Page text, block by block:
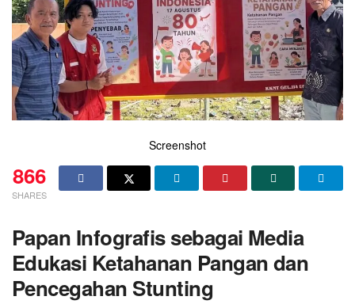
Screenshot
866
SHARES
Papan Infografis sebagai Media
Edukasi Ketahanan Pangan dan
Pencegahan Stunting